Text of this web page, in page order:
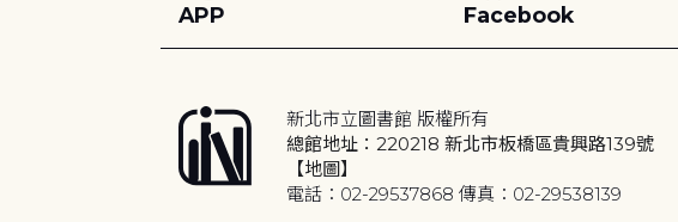
APP
Facebook
新北市立圖書館 版權所有
總館地址：220218 新北市板橋區貴興路139號
【地圖】
電話：02-29537868 傳真：02-29538139